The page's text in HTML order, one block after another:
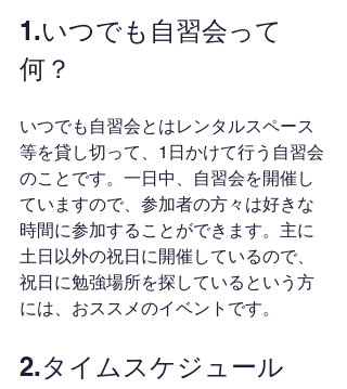
1.いつでも自習会って
何？
いつでも自習会とはレンタルスペース
等を貸し切って、1日かけて行う自習会
のことです。一日中、自習会を開催し
ていますので、参加者の方々は好きな
時間に参加することができます。主に
土日以外の祝日に開催しているので、
祝日に勉強場所を探しているという方
には、おススメのイベントです。
2.タイムスケジュール